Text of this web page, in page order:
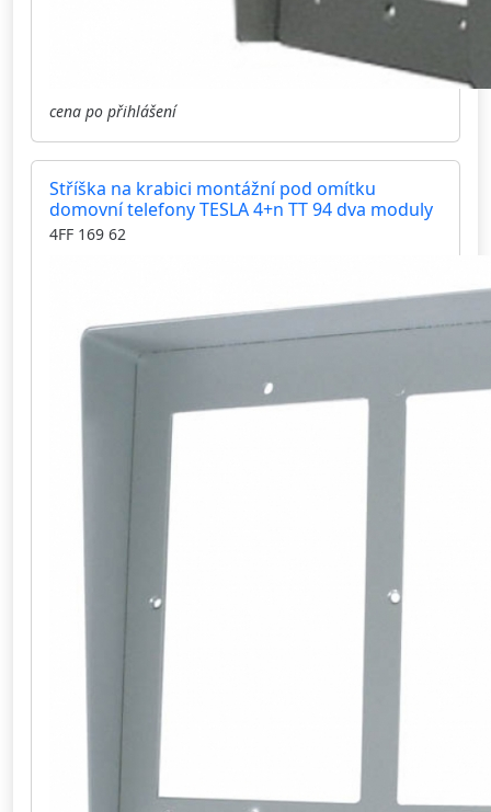
cena po přihlášení
Stříška na krabici montážní pod omítku
domovní telefony TESLA 4+n TT 94 dva moduly
4FF 169 62